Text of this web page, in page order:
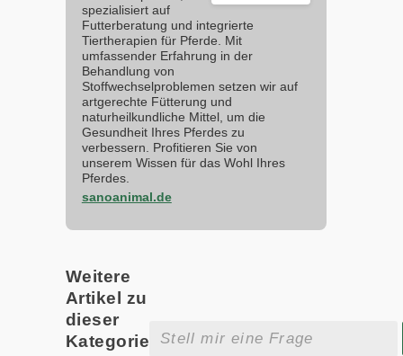
spezialisiert auf
Futterberatung und integrierte
Tiertherapien für Pferde. Mit
umfassender Erfahrung in der
Behandlung von
Stoffwechselproblemen setzen wir auf
artgerechte Fütterung und
naturheilkundliche Mittel, um die
Gesundheit Ihres Pferdes zu
verbessern. Profitieren Sie von
unserem Wissen für das Wohl Ihres
Pferdes.
sanoanimal.de
Weitere
Artikel zu
dieser
Kategorie